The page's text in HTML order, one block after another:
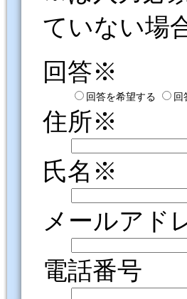
ていない場
回答※
回答を希望する 回
住所※
氏名※
メールアド
電話番号